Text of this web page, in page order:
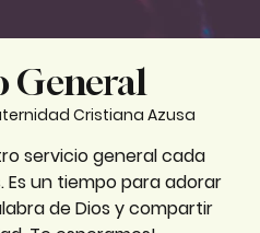
General
Cristiana Azusa
servicio general cada
Es un tiempo para adorar
de Dios y compartir